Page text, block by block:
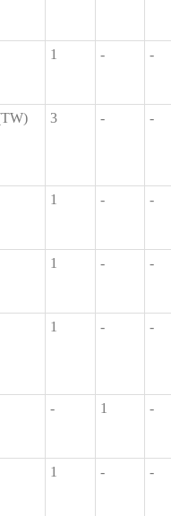
1 - -
3 - -
1 - -
1 - -
1 - -
- 1 -
1 - -